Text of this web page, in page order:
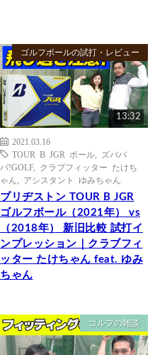
ゴルフボールの試打・レビュー
13:32
2021.03.16
TOUR B JGR ボール
ズババ
バ!GOLF, クラブフィッター たけち
ゃん
アシスタント ゆみちゃん
ブリヂストン TOUR B JGR
ゴルフボール（2021年） vs
（2018年） 新旧比較 試打イ
ンプレッション｜クラブフィ
ッター たけちゃん feat. ゆみ
ちゃん
ゴルフの雑談